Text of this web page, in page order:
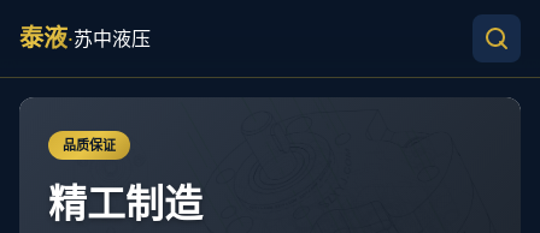
泰液·苏中液压
品质保证
精工制造